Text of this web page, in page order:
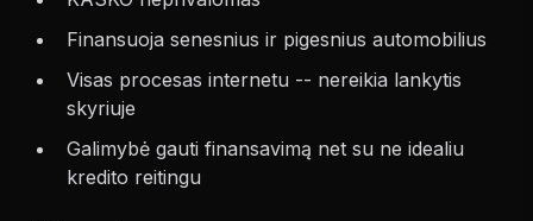
Finansuoja senesnius ir pigesnius automobilius
Visas procesas internetu -- nereikia lankytis
skyriuje
Galimybė gauti finansavimą net su ne idealiu
kredito reitingu